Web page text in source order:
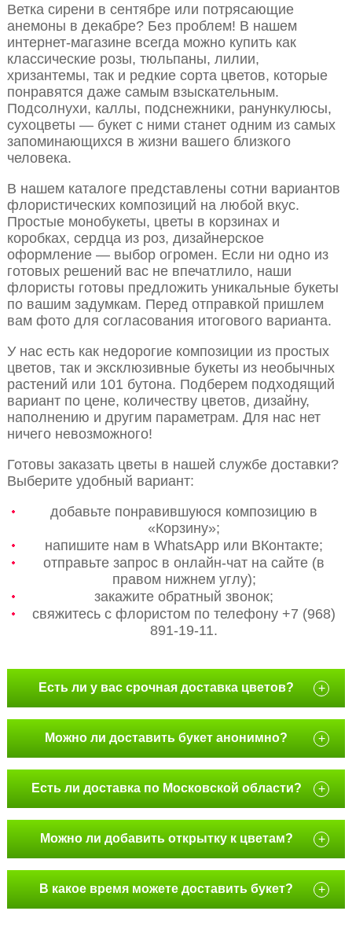
Ветка сирени в сентябре или потрясающие
анемоны в декабре? Без проблем! В нашем
интернет-магазине всегда можно купить как
классические розы, тюльпаны, лилии,
хризантемы, так и редкие сорта цветов, которые
понравятся даже самым взыскательным.
Подсолнухи, каллы, подснежники, ранункулюсы,
сухоцветы — букет с ними станет одним из самых
запоминающихся в жизни вашего близкого
человека.
В нашем каталоге представлены сотни вариантов
флористических композиций на любой вкус.
Простые монобукеты, цветы в корзинах и
коробках, сердца из роз, дизайнерское
оформление — выбор огромен. Если ни одно из
готовых решений вас не впечатлило, наши
флористы готовы предложить уникальные букеты
по вашим задумкам. Перед отправкой пришлем
вам фото для согласования итогового варианта.
У нас есть как недорогие композиции из простых
цветов, так и эксклюзивные букеты из необычных
растений или 101 бутона. Подберем подходящий
вариант по цене, количеству цветов, дизайну,
наполнению и другим параметрам. Для нас нет
ничего невозможного!
Готовы заказать цветы в нашей службе доставки?
Выберите удобный вариант:
добавьте понравившуюся композицию в
«Корзину»;
напишите нам в WhatsApp или ВКонтакте;
отправьте запрос в онлайн-чат на сайте (в
правом нижнем углу);
закажите обратный звонок;
свяжитесь с флористом по телефону +7 (968)
891-19-11.
Есть ли у вас срочная доставка цветов? +
Можно ли доставить букет анонимно? +
Есть ли доставка по Московской области? +
Можно ли добавить открытку к цветам? +
В какое время можете доставить букет? +